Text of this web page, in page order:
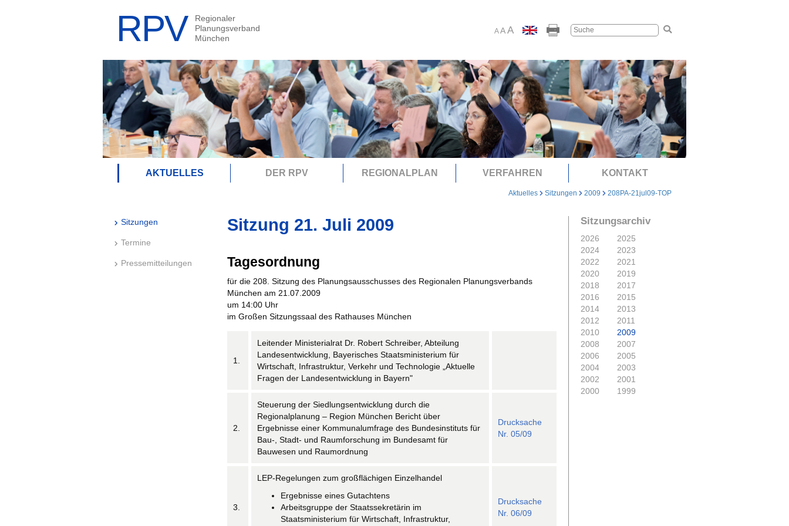
A AA
AKTUELLES DER RPV REGIONALPLAN VERFAHREN KONTAKT
Aktuelles Sitzungen 2009 208PA-21jul09-TOP
Sitzungen
Termine
Pressemitteilungen
Sitzung 21. Juli 2009
Tagesordnung
für die 208. Sitzung des Planungsausschusses des Regionalen Planungsverbands
München am 21.07.2009
um 14:00 Uhr
im Großen Sitzungssaal des Rathauses München
1.
Leitender Ministerialrat Dr. Robert Schreiber, Abteilung
Landesentwicklung, Bayerisches Staatsministerium für
Wirtschaft, Infrastruktur, Verkehr und Technologie „Aktuelle
Fragen der Landesentwicklung in Bayern"
2.
Steuerung der Siedlungsentwicklung durch die
Regionalplanung – Region München Bericht über
Ergebnisse einer Kommunalumfrage des Bundesinstituts für
Bau-, Stadt- und Raumforschung im Bundesamt für
Bauwesen und Raumordnung
Drucksache
Nr. 05/09
3.
LEP-Regelungen zum großflächigen Einzelhandel
Ergebnisse eines Gutachtens
Arbeitsgruppe der Staatssekretärin im
Staatsministerium für Wirtschaft, Infrastruktur,
Drucksache
Nr. 06/09
Sitzungsarchiv
2026
2025
2024
2023
2022
2021
2020
2019
2018
2017
2016
2015
2014
2013
2012
2011
2010
2009
2008
2007
2006
2005
2004
2003
2002
2001
2000
1999